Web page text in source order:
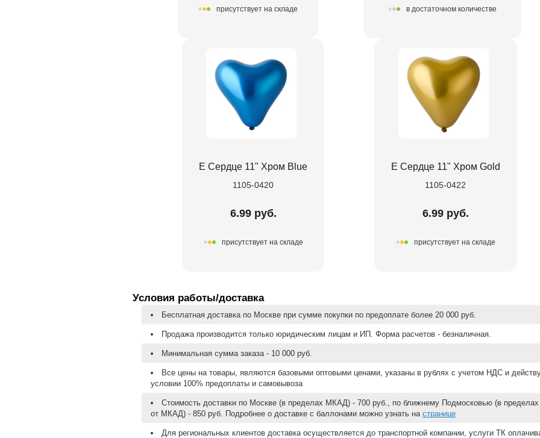
присутствует на складе в достаточном количестве
Е Сердце 11" Хром Blue
1105-0420
6.99 руб.
присутствует на складе
Е Сердце 11" Хром Gold
1105-0422
6.99 руб.
присутствует на складе
Условия работы/доставка
Бесплатная доставка по Москве при сумме покупки по предоплате более 20 000 руб.
Продажа производится только юридическим лицам и ИП. Форма расчетов - безналичная.
Минимальная сумма заказа - 10 000 руб.
Все цены на товары, являются базовыми оптовыми ценами, указаны в рублях с учетом НДС и
условии 100% предоплаты и самовывоза
Стоимость доставки по Москве (в пределах МКАД) - 700 руб., по ближнему Подмосковью (в пределах
от МКАД) - 850 руб. Подробнее о доставке с баллонами можно узнать на странице
Для региональных клиентов доставка осуществляется до транспортной компании, услуги ТК